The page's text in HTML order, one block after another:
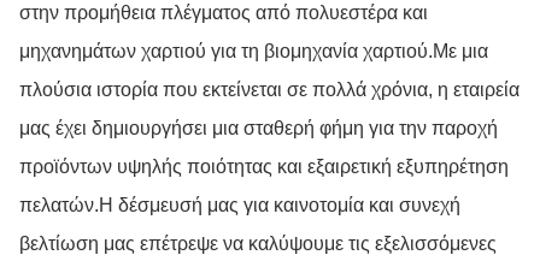
στην προμήθεια πλέγματος από πολυεστέρα και
μηχανημάτων χαρτιού για τη βιομηχανία χαρτιού.Με μια
πλούσια ιστορία που εκτείνεται σε πολλά χρόνια, η εταιρεία
μας έχει δημιουργήσει μια σταθερή φήμη για την παροχή
προϊόντων υψηλής ποιότητας και εξαιρετική εξυπηρέτηση
πελατών.Η δέσμευσή μας για καινοτομία και συνεχή
βελτίωση μας επέτρεψε να καλύψουμε τις εξελισσόμενες